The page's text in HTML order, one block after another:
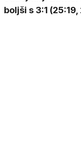
boljši s 3:1